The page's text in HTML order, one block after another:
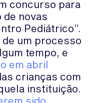
concurso para
de novas
Pediátrico”.
um processo
tempo, e
em abril
crianças com
instituição.